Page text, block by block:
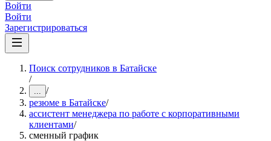
Войти
Войти
Зарегистрироваться
Поиск сотрудников в Батайске
/
... /
резюме в Батайске/
ассистент менеджера по работе с корпоративными
клиентами/
сменный график